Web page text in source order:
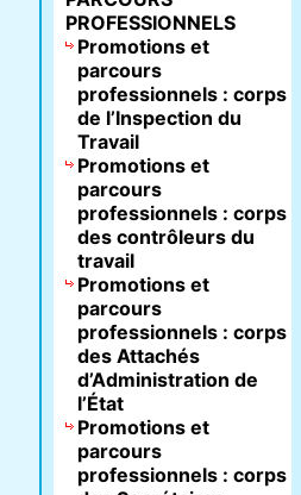
PROFESSIONNELS
Promotions et
parcours
professionnels : corps
de l’Inspection du
Travail
Promotions et
parcours
professionnels : corps
des contrôleurs du
travail
Promotions et
parcours
professionnels : corps
des Attachés
d’Administration de
l’État
Promotions et
parcours
professionnels : corps